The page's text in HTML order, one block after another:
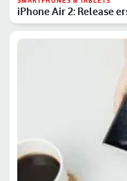
iPhone Air 2: Release